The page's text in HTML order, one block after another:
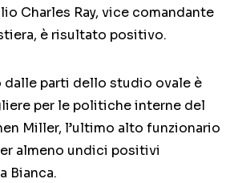
Charles Ray, vice comandante
è risultato positivo.
dalle parti dello studio ovale è
per le politiche interne del
Miller, l’ultimo alto funzionario
almeno undici positivi
Bianca.